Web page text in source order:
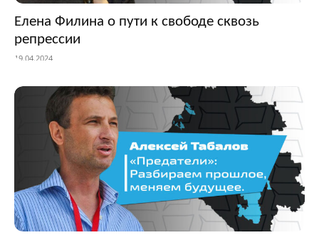
Елена Филина о пути к свободе сквозь
репрессии
19.04.2024